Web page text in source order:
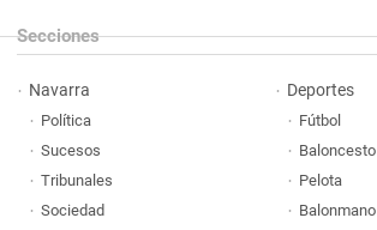
Secciones
Navarra
Política
Sucesos
Tribunales
Sociedad
Deportes
Fútbol
Baloncesto
Pelota
Balonmano